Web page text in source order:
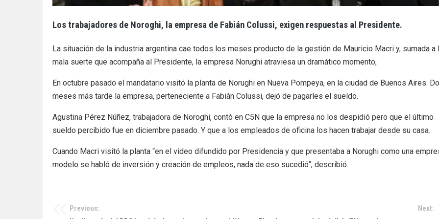
Los trabajadores de Noroghi, la empresa de Fabián Colussi, exigen respuestas al Presidente.
La situación de la industria argentina cae todos los meses producto de la gestión de Mauricio Macri y, sumada a
mala suerte que acompaña al Presidente, la empresa Norughi atraviesa un dramático momento,
En octubre pasado el mandatario visitó la planta de Norughi en Nueva Pompeya, en la ciudad de Buenos Aires.
meses más tarde la empresa, perteneciente a Fabián Colussi, dejó de pagarles el sueldo.
Agustina Pérez Núñez, trabajadora de Noroghi, contó en C5N que la empresa no los despidió pero que el último
sueldo percibido fue en diciembre pasado. Y que a los empleados de oficina los hacen trabajar desde su casa.
Cuando Macri visitó la planta “en el video difundido por Presidencia y que presentaba a Norughi como una
modelo se habló de inversión y creación de empleos, nada de eso sucedió”, describió.
Navegación
Previous:
Next: